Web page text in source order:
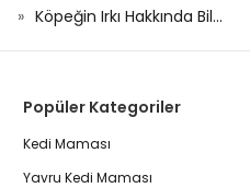
Köpeğin Irkı Hakkında Bil...
Popüler Kategoriler
Kedi Maması
Yavru Kedi Maması